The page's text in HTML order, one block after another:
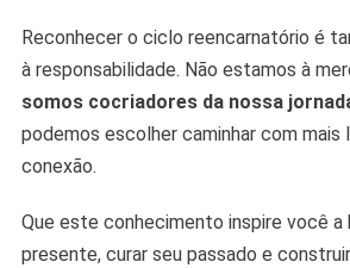
Reconhecer o ciclo reencarnatório é
à responsabilidade. Não estamos à
somos cocriadores da nossa
podemos escolher caminhar com mais
conexão.
Que este conhecimento inspire você a
presente, curar seu passado e